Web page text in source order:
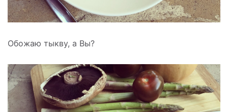
Обожаю тыкву, а Вы?